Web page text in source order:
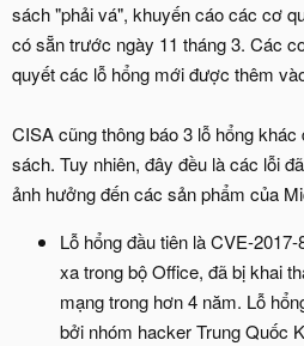
sách "phải vá", khuyến cáo các cơ
có sẵn trước ngày 11 tháng 3. Các
quyết các lỗ hổng mới được thêm
CISA cũng thông báo 3 lỗ hổng
sách. Tuy nhiên, đây đều là các lỗi
ảnh hưởng đến các sản phẩm của
Lỗ hổng đầu tiên là CVE-
xa trong bộ Office, đã bị khai
mạng trong hơn 4 năm. Lỗ
bởi nhóm hacker Trung Quốc